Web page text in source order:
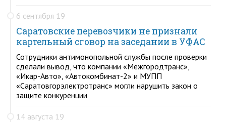
6 сентября 19
Саратовские перевозчики не признали
картельный сговор на заседании в УФАС
Сотрудники антимонопольной службы после проверки
сделали вывод, что компании «Межгородтранс»,
«Икар-Авто», «Автокомбинат-2» и МУПП
«Саратовгорэлектротранс» могли нарушить закон о
защите конкуренции
14 августа 19